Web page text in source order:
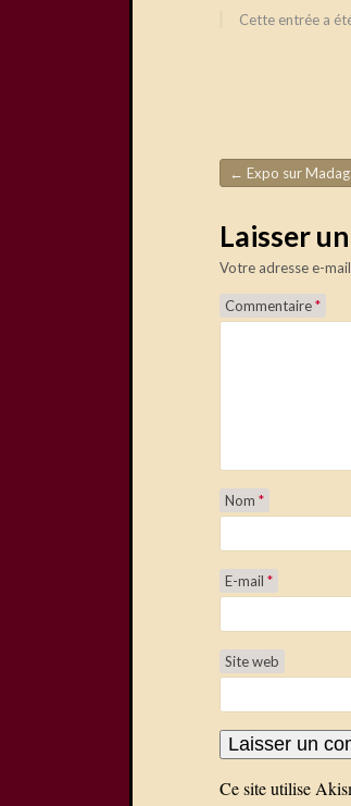
Cette entrée a
← Expo sur Madagastar et
Laisser
Votre adresse e-
Commentaire*
Nom *
E-mail *
Site web
Ce site utilise